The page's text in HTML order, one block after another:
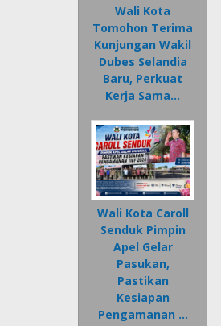
Wali Kota
Tomohon Terima
Kunjungan Wakil
Dubes Selandia
Baru, Perkuat
Kerja Sama…
Wali Kota Caroll
Senduk Pimpin
Apel Gelar
Pasukan,
Pastikan
Kesiapan
Pengamanan …